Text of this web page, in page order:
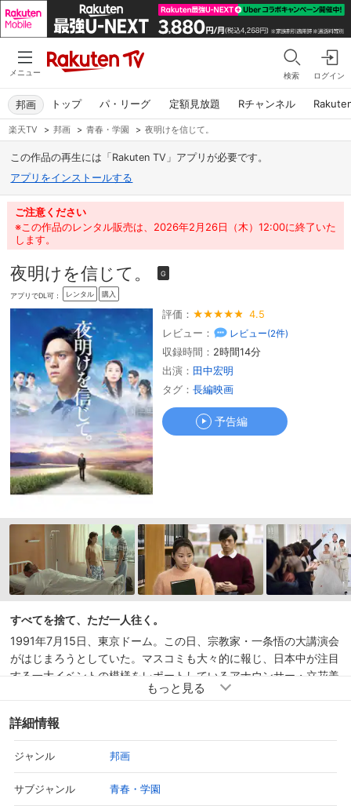
メニュー 検索 ログイン
トップ パ・リーグ 定額見放題 Rチャンネル
邦画
楽天TV > 邦画 > 青春・学園 > 夜明けを信じて。
この作品の再生には「Rakuten TV」アプリが必要です。
アプリをインストールする
予告編
ご注意ください
※この作品のレンタル販売は、2026年2月26日（木）12:00に終了いた
します。
夜明けを信じて。 G
アプリでDL可： レンタル 購入
評価：
4.5
レビュー：
レビュー(2件)
収録時間： 2時間14分
出演： 田中宏明
タグ：長編映画
予告編
すべてを捨て、ただ一人往く。
1991年7月15日、東京ドーム。この日、宗教家・一条悟の大講演会
がはじまろうとしていた。マスコミも大々的に報じ、日本中が注目
する一大イベントの模様をレポートしているアナウンサー・立花美
穂。そのテレビ画面を見ている裁判官の水瀬千晶。そして郷土の母
れぞれの胸に去来する悟との日々が回想される―四国の小さな町に
生まれ、一流大学を経て大手商社に就職。若くして社長候補と期待
されるエリートの道を歩みながら、突然退職し、姿を消した一条
んだのか。
詳細情報
ジャンル 邦画
サブジャンル 青春・学園